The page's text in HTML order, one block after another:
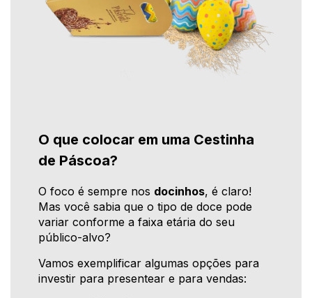
O que colocar em uma Cestinha
de Páscoa?
O foco é sempre nos docinhos, é claro!
Mas você sabia que o tipo de doce pode
variar conforme a faixa etária do seu
público-alvo?
Vamos exemplificar algumas opções para
investir para presentear e para vendas: